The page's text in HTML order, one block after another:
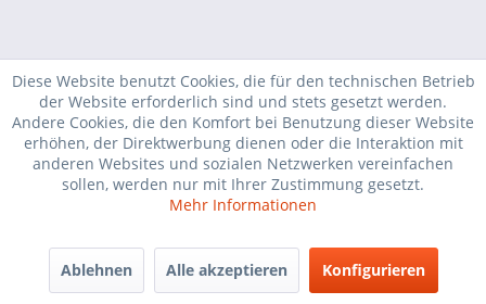
Diese Website benutzt Cookies, die für den technischen Betrieb
der Website erforderlich sind und stets gesetzt werden.
Andere Cookies, die den Komfort bei Benutzung dieser Website
erhöhen, der Direktwerbung dienen oder die Interaktion mit
anderen Websites und sozialen Netzwerken vereinfachen
sollen, werden nur mit Ihrer Zustimmung gesetzt.
Mehr Informationen
Ablehnen Alle akzeptieren Konfigurieren